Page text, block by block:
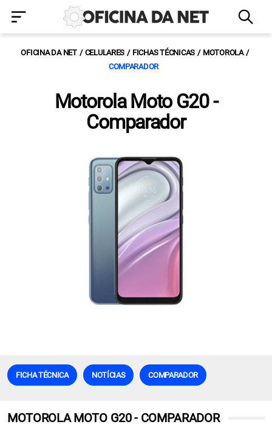
OFICINA DA NET CELULARES FICHAS TÉCNICAS
MOTOROLA
COMPARADOR
Motorola Moto G20 -
Comparador
FICHA TÉCNICA NOTÍCIAS COMPARADOR
MOTOROLA MOTO G20 - COMPARADOR